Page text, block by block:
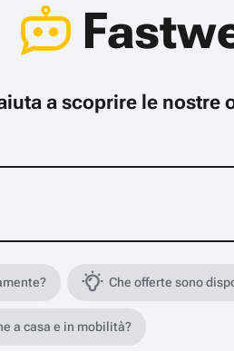
a scoprire le nostre
Che offerte sono
a casa e in mobilità?